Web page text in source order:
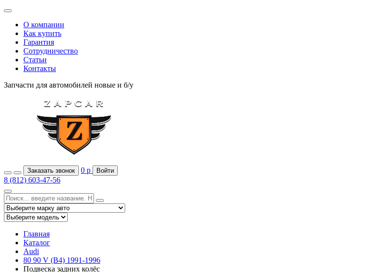
О компании
Как купить
Гарантия
Сотрудничество
Статьи
Контакты
Запчасти для автомобилей новые и б/у
Заказать звонок 0 р Войти
8 (812) 603-47-56
Главная
Каталог
Audi
80 90 V (B4) 1991-1996
Подвеска задних колёс